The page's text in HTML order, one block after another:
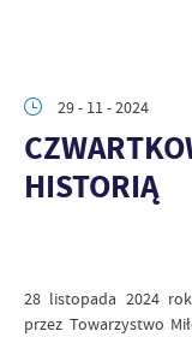
29 - 11 - 2024
HISTORIĄ
28 listopada 2024
przez Towarzystwo